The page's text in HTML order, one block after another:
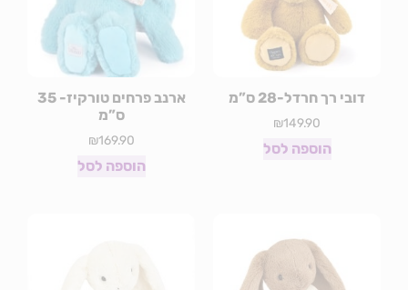
דובי רך חרדל-28 ס”מ
₪149.90
הוספה לסל
ארנב פרחים טורקיז- 35
ס”מ
₪169.90
הוספה לסל
10% הנחה על ההזמנה
הראשונה באתר​
אני רוצה 10% הנחה